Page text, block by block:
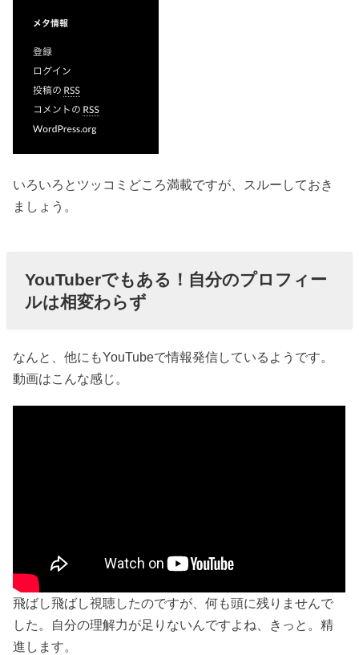
いろいろとツッコミどころ満載ですが、スルーしておき
ましょう。
YouTuberでもある！自分のプロフィー
ルは相変わらず
なんと、他にもYouTubeで情報発信しているようです。
動画はこんな感じ。
飛ばし飛ばし視聴したのですが、何も頭に残りませんで
した。自分の理解力が足りないんですよね、きっと。精
進します。